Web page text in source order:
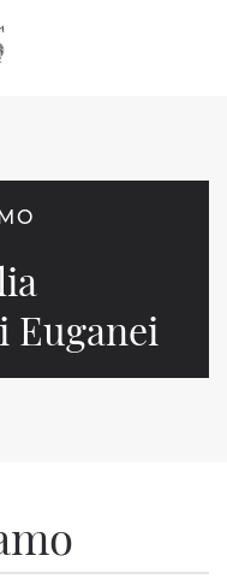
Euganei